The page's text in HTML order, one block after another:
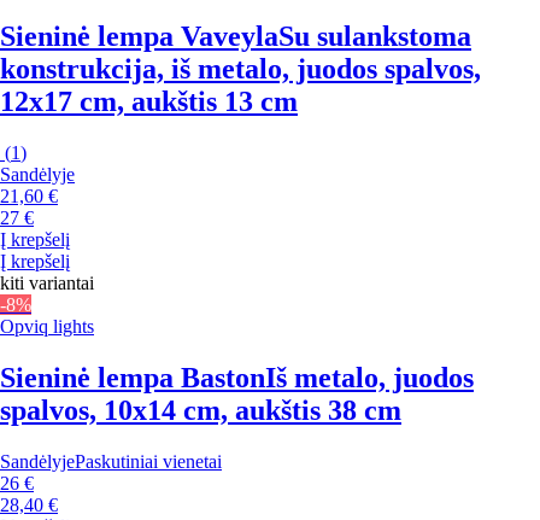
Sieninė lempa VaveylaSu sulankstoma
konstrukcija, iš metalo, juodos spalvos,
12x17 cm, aukštis 13 cm
(1)
Sandėlyje
21,60 €
27 €
Į krepšelį
Į krepšelį
kiti variantai
-8%
Opviq lights
Sieninė lempa BastonIš metalo, juodos
spalvos, 10x14 cm, aukštis 38 cm
SandėlyjePaskutiniai vienetai
26 €
28,40 €